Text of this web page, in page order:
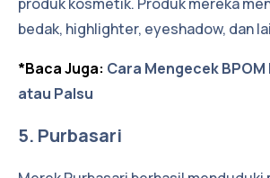
bedak, highlighter, eyeshadow, dan
*Baca Juga: Cara Mengecek BPOM
atau Palsu
5. Purbasari